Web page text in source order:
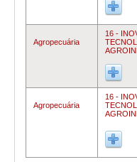
Agropecuária
16 -
Agropecuária
16 -